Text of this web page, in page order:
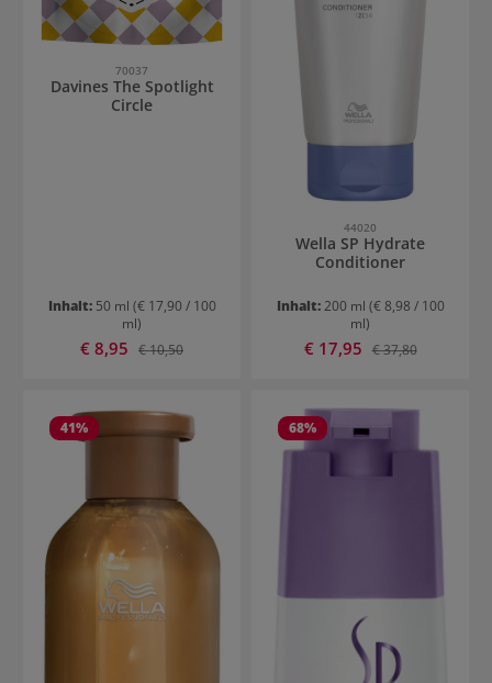
70037
Davines The Spotlight
Circle
Inhalt: 50 ml (€ 17,90 / 100
ml)
Verkaufspreis:
€ 8,95 Regulärer Preis:
€ 10,50
44020
Wella SP Hydrate
Conditioner
Inhalt:200 ml (€ 8,98 / 100
ml)
Verkaufspreis:
€ 17,95 Regulärer Preis:
€ 37,80
41% 68%